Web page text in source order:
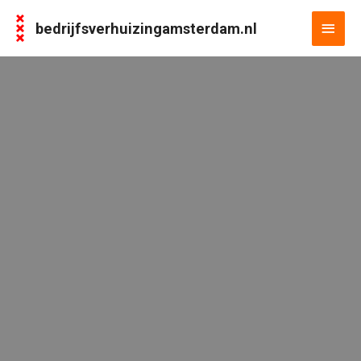
bedrijfsverhuizingamsterdam.nl